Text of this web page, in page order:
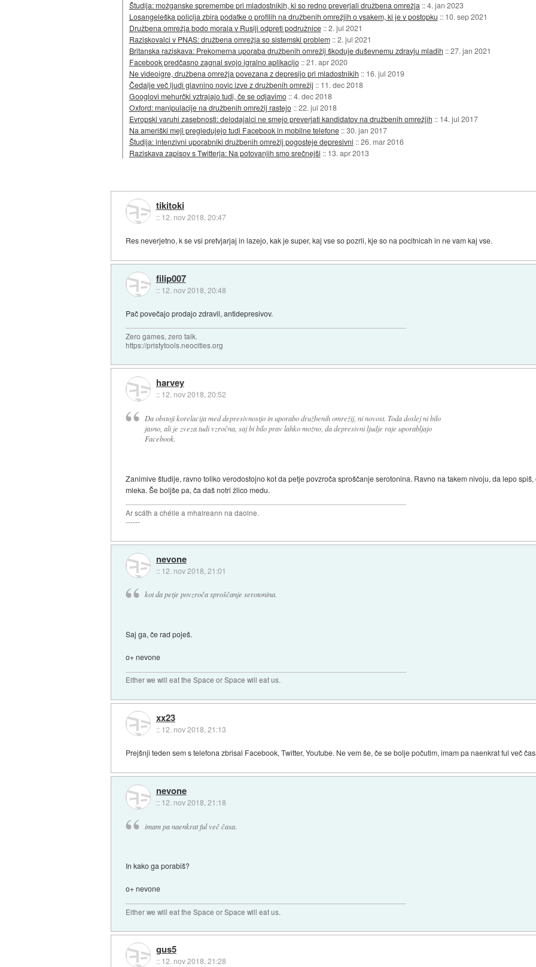
Študija: možganske spremembe pri mladostnikih, ki so redno preverjali družbena omrežja ::4. jan 2023
Losangeleška policija zbira podatke o profilih na družbenih omrežjih o vsakem, ki je v postopku :: 10. sep 2021
Družbena omrežja bodo morala v Rusiji odpreti podružnice ::2. jul 2021
Raziskovalci v PNAS: družbena omrežja so sistemski problem ::2. jul 2021
Britanska raziskava: Prekomerna uporaba družbenih omrežij škoduje duševnemu zdravju mladih ::27. jan 2021
Facebook predčasno zagnal svojo igralno aplikacijo ::21. apr 2020
Ne videoigre, družbena omrežja povezana z depresijo pri mladostnikih :: 16. jul 2019
Čedalje več ljudi glavnino novic izve z družbenih omrežij :: 11. dec 2018
Googlovi mehurčki vztrajajo tudi, če se odjavimo ::4. dec 2018
Oxford: manipulacije na družbenih omrežij rastejo ::22. jul 2018
Evropski varuhi zasebnosti: delodajalci ne smejo preverjati kandidatov na družbenih omrežjih :: 14. jul 2017
Na ameriški meji pregledujejo tudi Facebook in mobilne telefone ::30. jan 2017
Študija: intenzivni uporabniki družbenih omrežij pogosteje depresivni ::26. mar 2016
Raziskava zapisov s Twitterja: Na potovanjih smo srečnejši :: 13. apr 2013
tikitoki
:: 12. nov 2018, 20:47
Res neverjetno, k se vsi pretvjarjaj in lazejo, kak je super, kaj vse so pozrli, kje so na pocitnicah in ne vam kaj vse.
filip007
:: 12. nov 2018, 20:48
Pač povečajo prodajo zdravil, antidepresivov.
Zero games, zero talk.
https://pristytools.neocities.org
harvey
:: 12. nov 2018, 20:52
Da obstoji korelacija med depresivnostjo in uporabo družbenih omrežij, ni novost. Toda doslej ni bilo
jasno, ali je zveza tudi vzročna, saj bi bilo prav lahko možno, da depresivni ljudje raje uporabljajo
Facebook.
Zanimive študije, ravno toliko verodostojno kot da petje povzroča sproščanje serotonina. Ravno na takem nivoju, da lepo
mleka. Še boljše pa, ča daš notri žlico medu.
Ar scáth a chéile a mhaireann na daoine.
------
nevone
:: 12. nov 2018, 21:01
kot da petje povzroča sproščanje serotonina.
Saj ga, če rad poješ.
o+ nevone
Either we will eat the Space or Space will eat us.
xx23
:: 12. nov 2018, 21:13
Prejšnji teden sem s telefona zbrisal Facebook, Twitter, Youtube. Ne vem še, če se bolje počutim, imam pa naenkrat ful več
nevone
:: 12. nov 2018, 21:18
imam pa naenkrat ful več časa.
In kako ga porabiš?
o+ nevone
Either we will eat the Space or Space will eat us.
gus5
:: 12. nov 2018, 21:28